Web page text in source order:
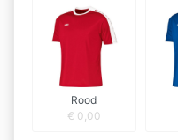
Rood
€ 0,00